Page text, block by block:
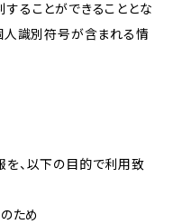
することができることとな
人識別符号が含まれる情
を、以下の目的で利用致
ため